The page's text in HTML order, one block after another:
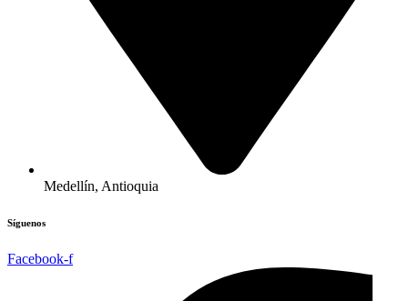
Medellín, Antioquia
Síguenos
Facebook-f